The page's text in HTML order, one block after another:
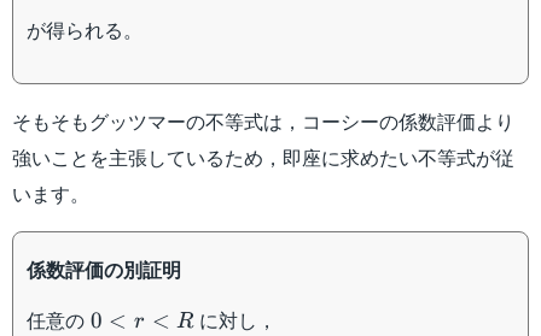
が得られる。
そもそもグッツマーの不等式は，コーシーの係数評価より
強いことを主張しているため，即座に求めたい不等式が従
います。
係数評価の別証明
任意の 0
0 < r < Rに対し，